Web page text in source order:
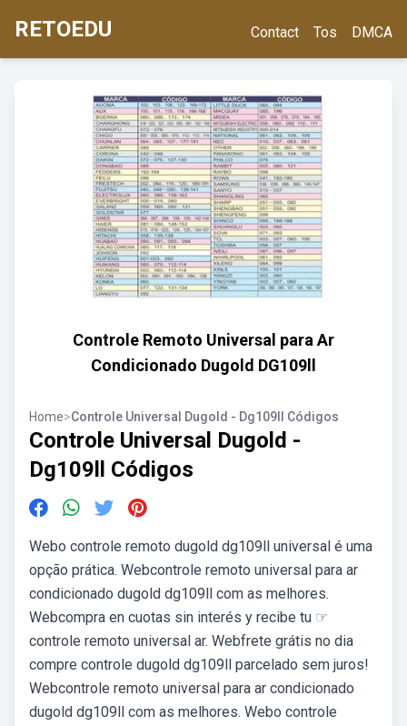
RETOEDU Contact Tos DMCA
Controle Remoto Universal para Ar
Condicionado Dugold DG109ll
Home>Controle Universal Dugold - Dg109ll Códigos
Controle Universal Dugold -
Dg109ll Códigos
Webo controle remoto dugold dg109ll universal é uma
opção prática. Webcontrole remoto universal para ar
condicionado dugold dg109ll com as melhores.
Webcompra en cuotas sin interés y recibe tu ☞
controle remoto universal ar. Webfrete grátis no dia
compre controle dugold dg109ll parcelado sem juros!
Webcontrole remoto universal para ar condicionado
dugold dg109ll com as melhores. Webo controle